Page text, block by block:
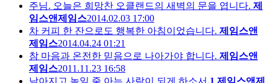
주님. 오늘은 희망찬 오클랜드의 새벽의 문을 엽니다. 제
임스앤제임스2014.02.03 17:00
차 커피 한 잔으로도 행복한 아침이었습니다. 제임스앤
제임스2014.04.24 01:21
참 마음과 온전한 믿음으로 나아가야 합니다. 제임스앤
제임스2011.11.23 16:58